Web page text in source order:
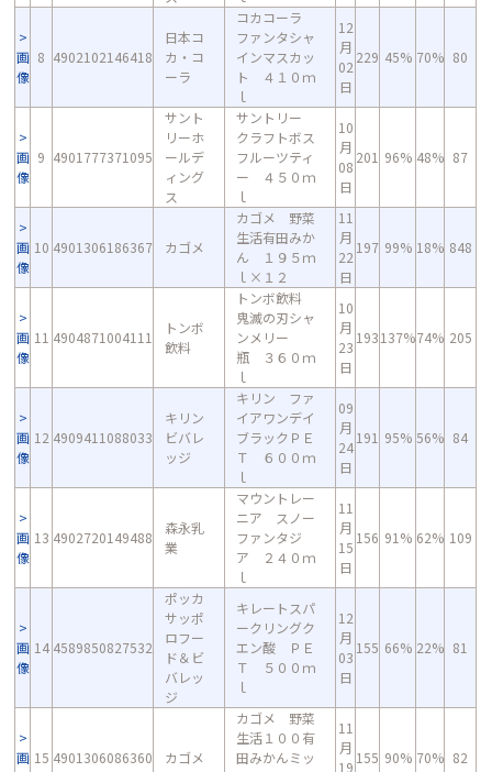
画
像
8 4902102146418
日本コ
カ・コ
ーラ
コカコーラ
ファンタシャ
インマスカッ
ト ４１０ｍ
ｌ
12
月
02
日
229 45% 70% 80
画
像
9 4901777371095
サント
リーホ
ールデ
ィング
ス
サントリー
クラフトボス
フルーツティ
ー ４５０ｍ
ｌ
10
月
08
日
201 96% 48% 87
画
像
10 4901306186367 カゴメ
カゴメ 野菜
生活有田みか
ん １９５ｍ
ｌ×１２
11
月
22
日
197 99% 18% 848
画
像
11 4904871004111
トンボ
飲料
トンボ飲料
鬼滅の刃シャ
ンメリー
瓶 ３６０ｍ
ｌ
10
月
23
日
193137%74% 205
画
像
12 4909411088033
キリン
ビバレ
ッジ
キリン ファ
イアワンデイ
ブラックＰＥ
Ｔ ６００ｍ
ｌ
09
月
24
日
191 95% 56% 84
画
像
13 4902720149488
森永乳
業
マウントレー
ニア スノー
ファンタジ
ア ２４０ｍ
ｌ
11
月
15
日
156 91% 62% 109
画
像
14 4589850827532
ポッカ
サッポ
ロフー
ド＆ビ
バレッ
ジ
キレートスパ
ークリングク
エン酸 ＰＥ
Ｔ ５００ｍ
ｌ
12
月
03
日
155 66% 22% 81
画 15 4901306086360 カゴメ
カゴメ 野菜
生活１００有
田みかんミッ
11
月
19
155 90% 70% 82